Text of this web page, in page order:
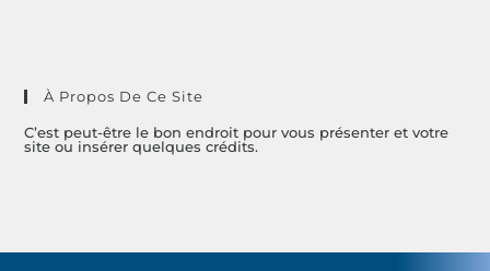
À Propos De Ce Site
C’est peut-être le bon endroit pour vous présenter et votre
site ou insérer quelques crédits.